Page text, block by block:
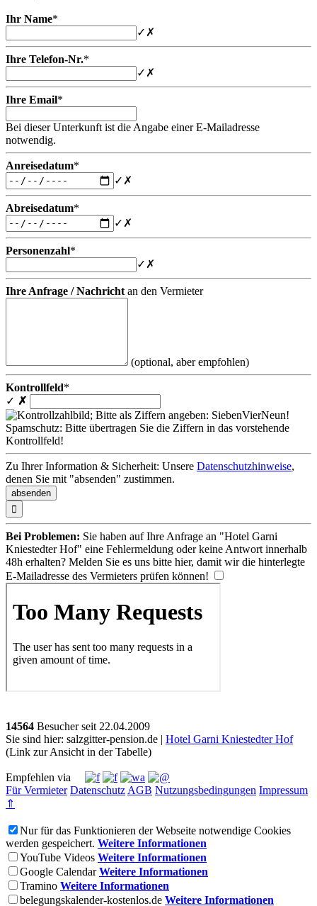
Ihr Name*
✓ ✗
Ihre Telefon-Nr.*
✓ ✗
Ihre Email*
Bei dieser Unterkunft ist die Angabe einer E-Mailadresse
notwendig.
Anreisedatum*
✓ ✗
Abreisedatum*
✓ ✗
Personenzahl*
✓ ✗
Ihre Anfrage / Nachricht an den Vermieter
(optional, aber empfohlen)
Kontrollfeld*
✓ ✗
Spamschutz: Bitte übertragen Sie die Ziffern in das vorstehende
Kontrollfeld!
Zu Ihrer Information & Sicherheit: Unsere Datenschutzhinweise,
denen Sie mit "absenden" zustimmen.

Bei Problemen: Sie haben auf Ihre Anfrage an "Hotel Garni
Kniestedter Hof" eine Fehlermeldung oder keine Antwort innerhalb
48h erhalten? Melden Sie es uns bitte hier, damit wir die hinterlegte
E-Mailadresse des Vermieters prüfen können!
14564 Besucher seit 22.04.2009
Sie sind hier: salzgitter-pension.de | Hotel Garni Kniestedter Hof
(Link zur Ansicht in der Tabelle)
Empfehlen via
Für Vermieter Datenschutz AGB Nutzungsbedingungen Impressum
⇑
Nur für das Funktionieren der Webseite notwendige Cookies
werden gespeichert. Weitere Informationen
YouTube Videos Weitere Informationen
Google Calendar Weitere Informationen
Tramino Weitere Informationen
belegungskalender-kostenlos.de Weitere Informationen